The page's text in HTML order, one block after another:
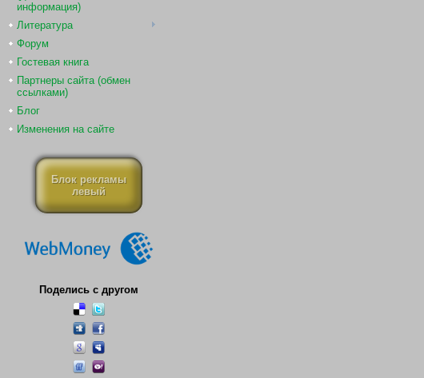
информация)
Литература
Форум
Гостевая книга
Партнеры сайта (обмен
ссылками)
Блог
Изменения на сайте
Блок рекламы
левый
Поделись с другом